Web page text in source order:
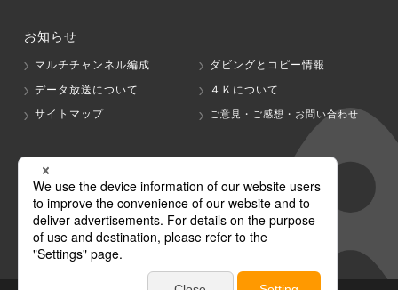
お知らせ
マルチチャンネル編成
ダビングとコピー情報
データ放送について
４Ｋについて
サイトマップ
ご意見・ご感想・お問い合わせ
グループ会社
テレビ朝日 テレ朝チャンネル